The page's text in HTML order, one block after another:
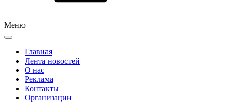
Меню
Главная
Лента новостей
О нас
Реклама
Контакты
Организации